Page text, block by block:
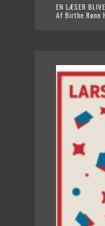
EN LÆSER
Af Birthe Rønn